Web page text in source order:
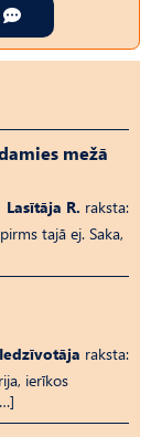
mežā
Lasītāja R. raksta:
tajā ej. Saka,
Iedzīvotāja raksta:
ierīkos